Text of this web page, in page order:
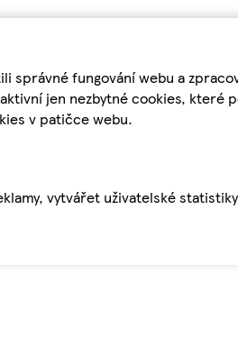
správné fungování webu a
jen nezbytné cookies,
v patičce webu.
vytvářet uživatelské